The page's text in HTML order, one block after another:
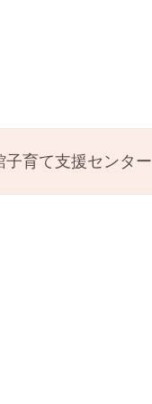
子育て支援センター